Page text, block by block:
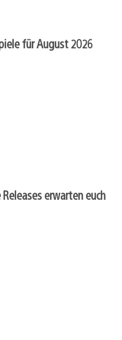
für August 2026
erwarten euch